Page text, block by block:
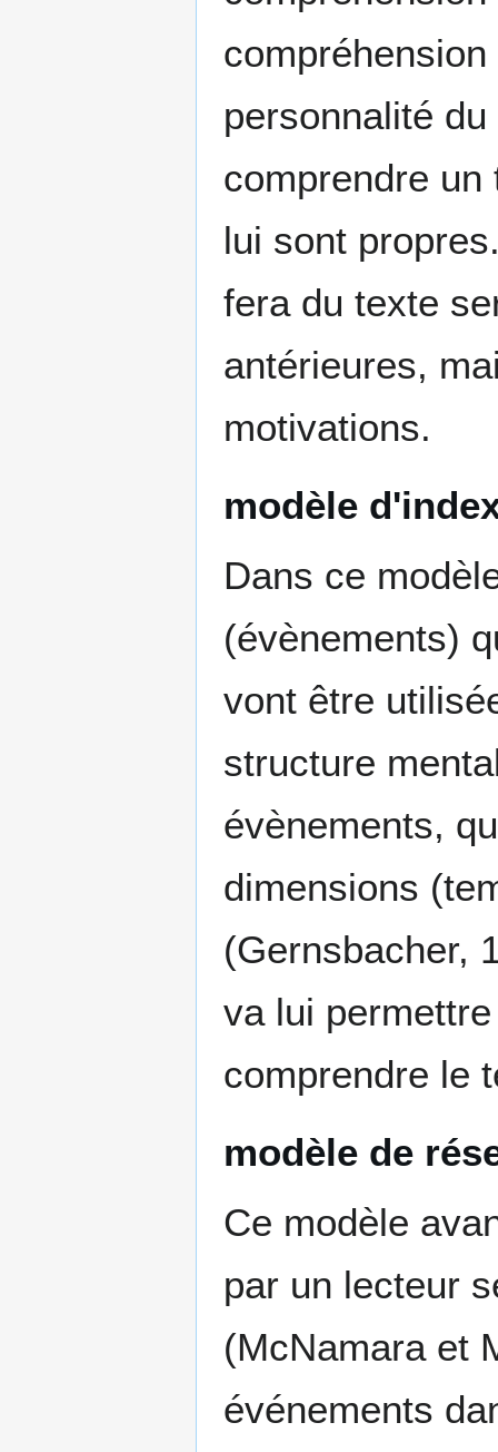
personnalité
comprendre
lui sont
fera du texte
antérieures,
motivations.
modèle
Dans ce
(évènements)
vont être
structure
évènements,
dimensions
(Gernsbacher,
va lui
comprendre le
modèle de
Ce modèle
par un lecteur
(McNamara et
événements